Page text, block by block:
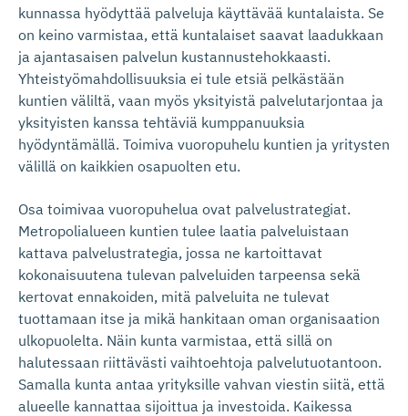
kunnassa hyödyttää palveluja käyttävää kuntalaista. Se
on keino varmistaa, että kuntalaiset saavat laadukkaan
ja ajantasaisen palvelun kustannustehokkaasti.
Yhteistyömahdollisuuksia ei tule etsiä pelkästään
kuntien väliltä, vaan myös yksityistä palvelutarjontaa ja
yksityisten kanssa tehtäviä kumppanuuksia
hyödyntämällä. Toimiva vuoropuhelu kuntien ja yritysten
välillä on kaikkien osapuolten etu.
Osa toimivaa vuoropuhelua ovat palvelustrategiat.
Metropolialueen kuntien tulee laatia palveluistaan
kattava palvelustrategia, jossa ne kartoittavat
kokonaisuutena tulevan palveluiden tarpeensa sekä
kertovat ennakoiden, mitä palveluita ne tulevat
tuottamaan itse ja mikä hankitaan oman organisaation
ulkopuolelta. Näin kunta varmistaa, että sillä on
halutessaan riittävästi vaihtoehtoja palvelutuotantoon.
Samalla kunta antaa yrityksille vahvan viestin siitä, että
alueelle kannattaa sijoittua ja investoida. Kaikessa